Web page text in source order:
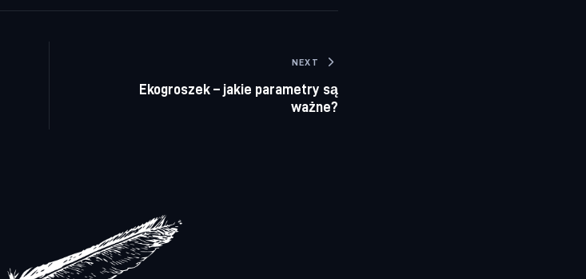
NEXT
Ekogroszek – jakie parametry są
ważne?